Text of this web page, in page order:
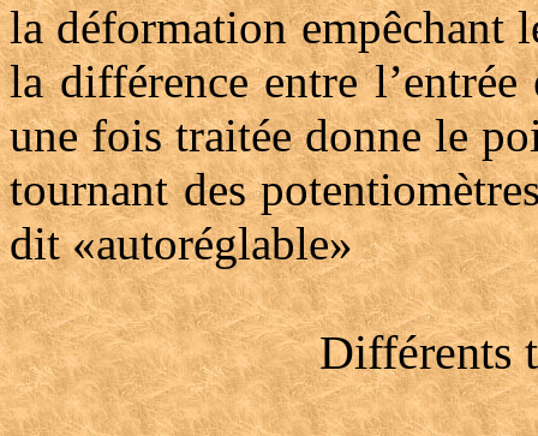
la déformation empêchant
la différence entre
une fois traitée donne le
tournant des
dit «autoréglable»
Différents